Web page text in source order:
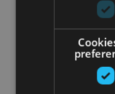
ÚLTIMAS
DESTINO
¿Eres de esas
le queda una